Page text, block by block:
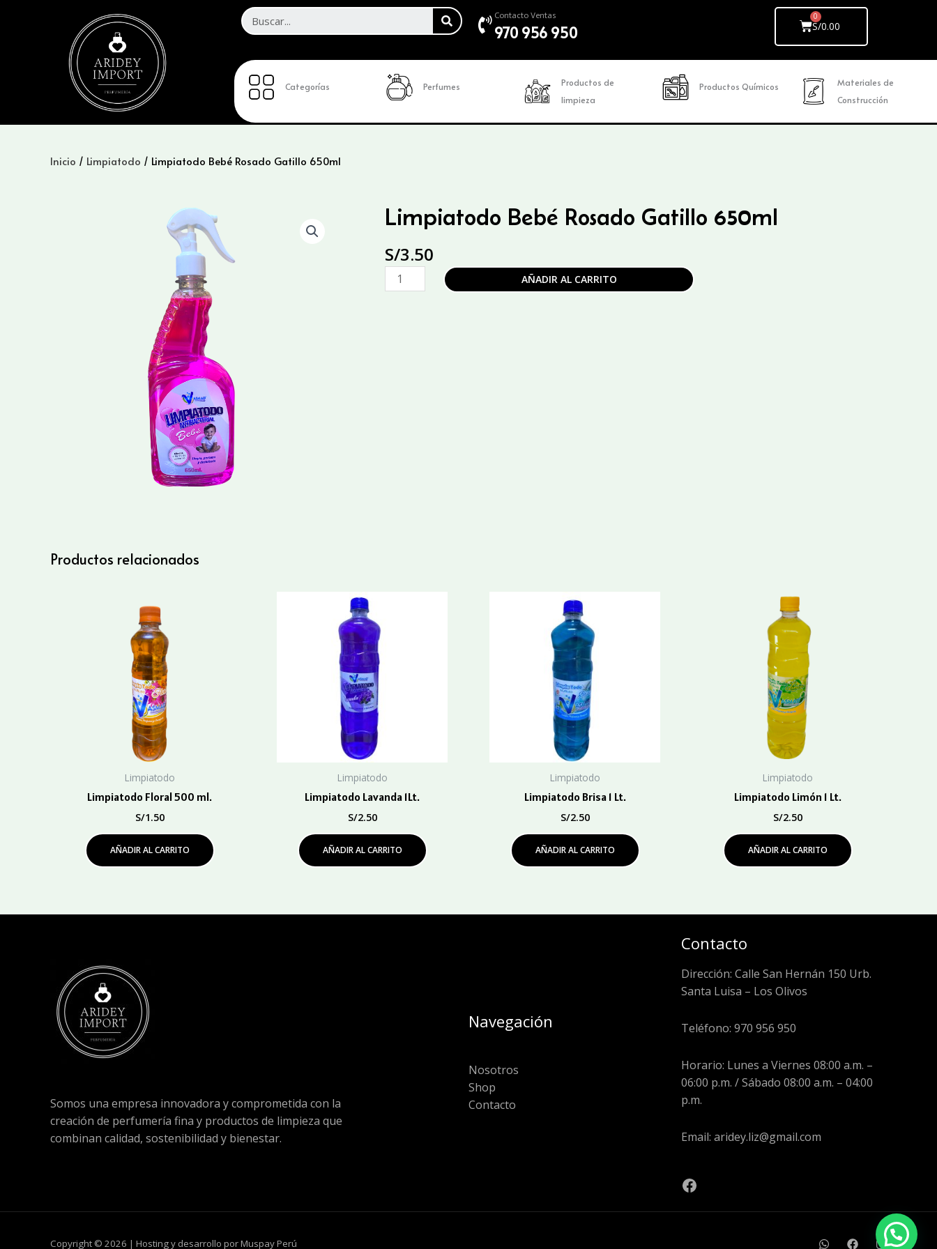
SEARCH Contacto Ventas
970 956 950 S/0.00
Cart
Categorías Perfumes
Productos de
limpieza
Productos Químicos
Materiales de
Construcción
Inicio / Limpiatodo / Limpiatodo Bebé Rosado Gatillo 650ml
Limpiatodo Bebé Rosado Gatillo 650ml
S/3.50
Limpiatodo
Bebé
AÑADIR AL CARRITO
Productos relacionados
Limpiatodo
Limpiatodo Floral 500 ml.
S/1.50
AÑADIR AL CARRITO
Limpiatodo
Limpiatodo Lavanda 1Lt.
S/2.50
AÑADIR AL CARRITO
Limpiatodo
Limpiatodo Brisa 1 Lt.
S/2.50
AÑADIR AL CARRITO
Limpiatodo
Limpiatodo Limón 1 Lt.
S/2.50
AÑADIR AL CARRITO
Somos una empresa innovadora y comprometida con la
creación de perfumería fina y productos de limpieza que
combinan calidad, sostenibilidad y bienestar.
Navegación
Nosotros
Shop
Contacto
Contacto
Dirección: Calle San Hernán 150 Urb.
Santa Luisa – Los Olivos
Teléfono: 970 956 950
Horario: Lunes a Viernes 08:00 a.m. –
06:00 p.m. / Sábado 08:00 a.m. – 04:00
p.m.
Email: aridey.liz@gmail.com
Copyright © 2026 | Hosting y desarrollo por Muspay Perú